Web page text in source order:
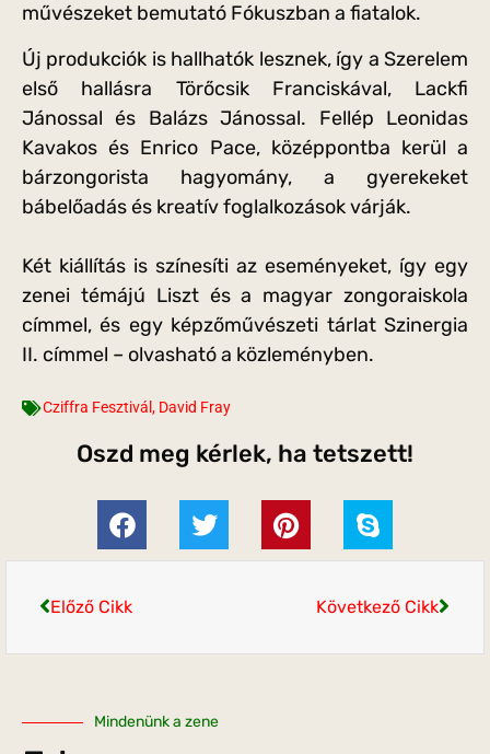
művészeket bemutató Fókuszban a fiatalok.
Új produkciók is hallhatók lesznek, így a Szerelem
első hallásra Törőcsik Franciskával, Lackfi
Jánossal és Balázs Jánossal. Fellép Leonidas
Kavakos és Enrico Pace, középpontba kerül a
bárzongorista hagyomány, a gyerekeket
bábelőadás és kreatív foglalkozások várják.
Két kiállítás is színesíti az eseményeket, így egy
zenei témájú Liszt és a magyar zongoraiskola
címmel, és egy képzőművészeti tárlat Szinergia
II. címmel – olvasható a közleményben.
Cziffra Fesztivál , David Fray
Oszd meg kérlek, ha tetszett!
Előző Cikk Következő Cikk
Mindenünk a zene